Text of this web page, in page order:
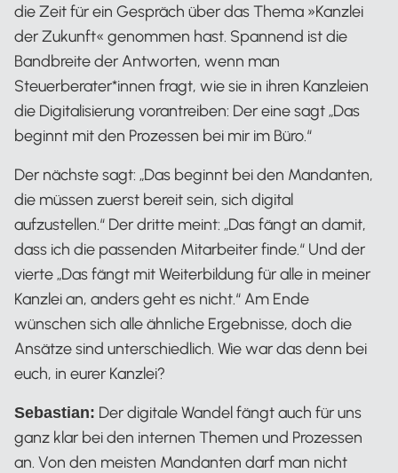
die Zeit für ein Gespräch über das Thema »Kanzlei
der Zukunft« genommen hast. Spannend ist die
Bandbreite der Antworten, wenn man
Steuerberater*innen fragt, wie sie in ihren Kanzleien
die Digitalisierung vorantreiben: Der eine sagt „Das
beginnt mit den Prozessen bei mir im Büro.“
Der nächste sagt: „Das beginnt bei den Mandanten,
die müssen zuerst bereit sein, sich digital
aufzustellen.“ Der dritte meint: „Das fängt an damit,
dass ich die passenden Mitarbeiter finde.“ Und der
vierte „Das fängt mit Weiterbildung für alle in meiner
Kanzlei an, anders geht es nicht.“ Am Ende
wünschen sich alle ähnliche Ergebnisse, doch die
Ansätze sind unterschiedlich. Wie war das denn bei
euch, in eurer Kanzlei?
Sebastian: Der digitale Wandel fängt auch für uns
ganz klar bei den internen Themen und Prozessen
an. Von den meisten Mandanten darf man nicht